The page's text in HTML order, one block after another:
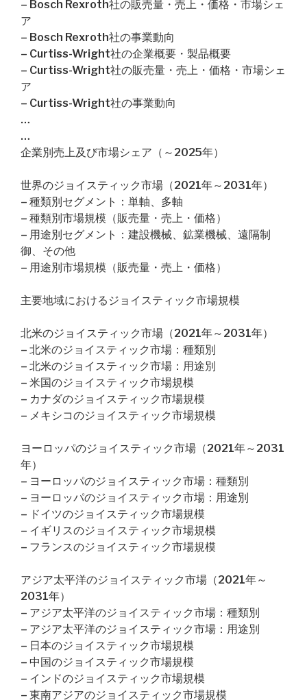
– Bosch Rexroth社の販売量・売上・価格・市場シェ
ア
– Bosch Rexroth社の事業動向
– Curtiss-Wright社の企業概要・製品概要
– Curtiss-Wright社の販売量・売上・価格・市場シェ
ア
– Curtiss-Wright社の事業動向
…
…
企業別売上及び市場シェア（～2025年）
世界のジョイスティック市場（2021年～2031年）
– 種類別セグメント：単軸、多軸
– 種類別市場規模（販売量・売上・価格）
– 用途別セグメント：建設機械、鉱業機械、遠隔制
御、その他
– 用途別市場規模（販売量・売上・価格）
主要地域におけるジョイスティック市場規模
北米のジョイスティック市場（2021年～2031年）
– 北米のジョイスティック市場：種類別
– 北米のジョイスティック市場：用途別
– 米国のジョイスティック市場規模
– カナダのジョイスティック市場規模
– メキシコのジョイスティック市場規模
ヨーロッパのジョイスティック市場（2021年～2031
年）
– ヨーロッパのジョイスティック市場：種類別
– ヨーロッパのジョイスティック市場：用途別
– ドイツのジョイスティック市場規模
– イギリスのジョイスティック市場規模
– フランスのジョイスティック市場規模
アジア太平洋のジョイスティック市場（2021年～
2031年）
– アジア太平洋のジョイスティック市場：種類別
– アジア太平洋のジョイスティック市場：用途別
– 日本のジョイスティック市場規模
– 中国のジョイスティック市場規模
– インドのジョイスティック市場規模
– 東南アジアのジョイスティック市場規模